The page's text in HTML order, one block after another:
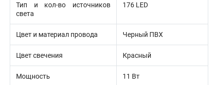
Тип и кол-во источников
света
176 LED
Цвет и материал провода Черный ПВХ
Цвет свечения Красный
Мощность 11 Вт